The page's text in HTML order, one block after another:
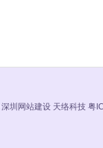
深圳网站建设 天络科技 粤